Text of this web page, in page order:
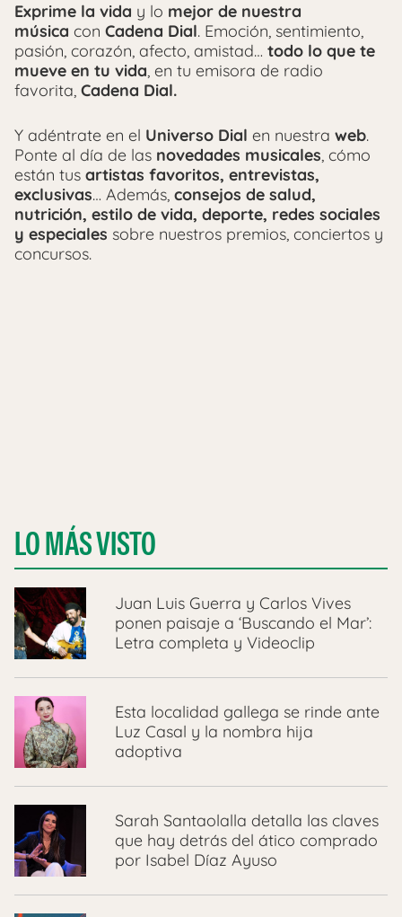
Exprime la vida y lo mejor de nuestra
música con Cadena Dial. Emoción, sentimiento,
pasión, corazón, afecto, amistad… todo lo que te
mueve en tu vida, en tu emisora de radio
favorita, Cadena Dial.
Y adéntrate en el Universo Dial en nuestra web.
Ponte al día de las novedades musicales, cómo
están tus artistas favoritos, entrevistas,
exclusivas… Además, consejos de salud,
nutrición, estilo de vida, deporte, redes sociales
y especiales sobre nuestros premios, conciertos y
concursos.
LO MÁS VISTO
Juan Luis Guerra y Carlos Vives
ponen paisaje a ‘Buscando el Mar’:
Letra completa y Videoclip
Esta localidad gallega se rinde ante
Luz Casal y la nombra hija
adoptiva
Sarah Santaolalla detalla las claves
que hay detrás del ático comprado
por Isabel Díaz Ayuso